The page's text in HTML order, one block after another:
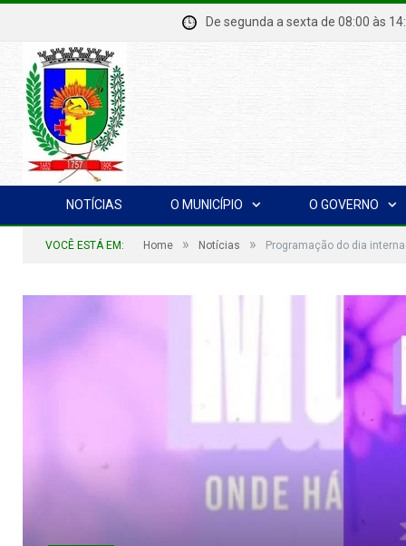
De segunda a sexta de 08:00
NOTÍCIAS O MUNICÍPIO O GOVERNO
VOCÊ ESTÁ EM: Home » Notícias » Programação do dia